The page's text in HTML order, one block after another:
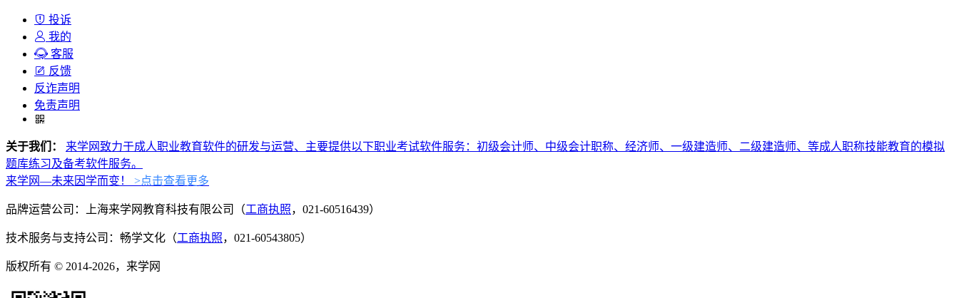
投诉
我的
客服
反馈
反诈声明
免责声明
关于我们：
来学网致力于成人职业教育软件的研发与运营、主要提供以下职业考试软件服务：初级会计师、中级会计职称、经济师、一级建造师、二级建造师、等成人职称技能教育的模拟
题库练习及备考软件服务。
来学网—未来因学而变！
>点击查看更多
品牌运营公司：上海来学网教育科技有限公司（工商执照，021-60516439）
技术服务与支持公司：畅学文化（工商执照，021-60543805）
版权所有 © 2014-2026，来学网